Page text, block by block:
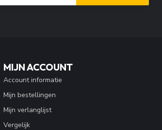
MIJN ACCOUNT
Account informatie
Mijn bestellingen
Mijn verlanglijst
Vergelijk